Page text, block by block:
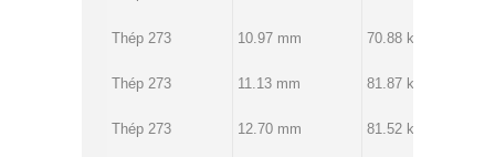
Thép 273 10.97 mm 70.88 kg
Thép 273 11.13 mm 81.87 kg
Thép 273 12.70 mm 81.52 kg